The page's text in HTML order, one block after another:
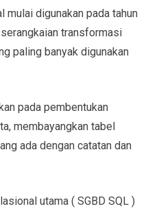
digunakan pada tahun
transformasi
paling banyak digunakan
pada pembentukan
membayangkan tabel
ada dengan catatan dan
utama ( SGBD SQL )